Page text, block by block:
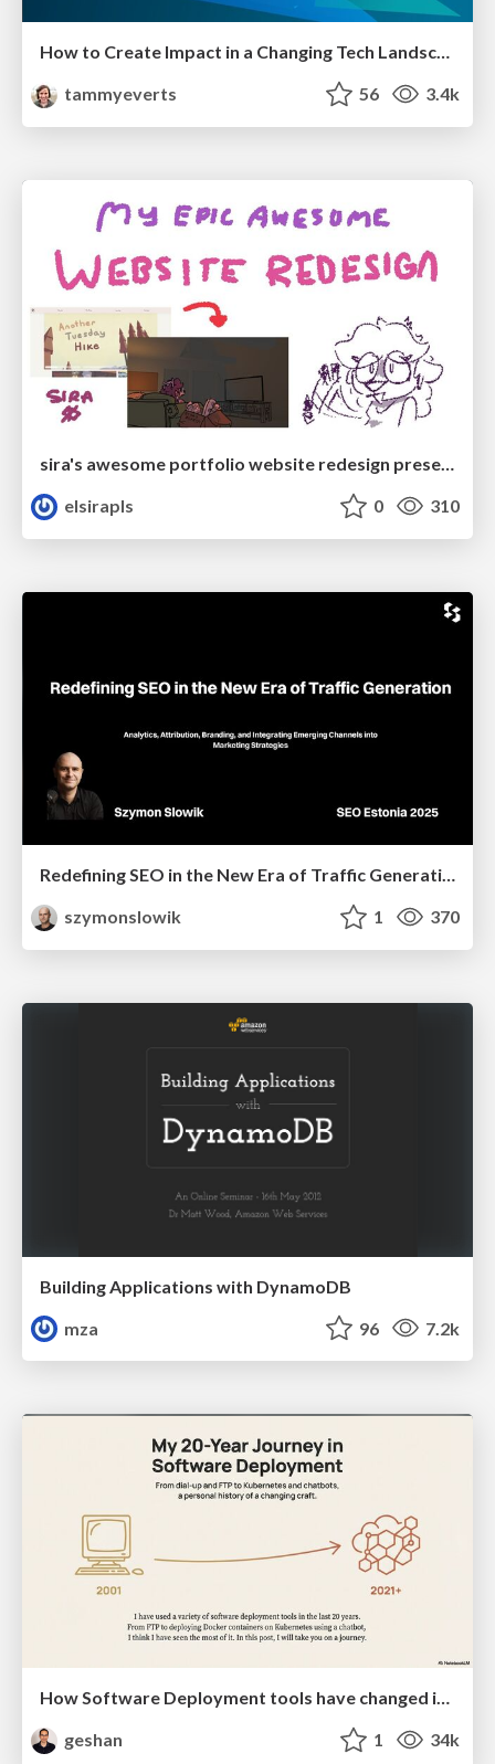
How to Create Impact in a Changing Tech Landscape [PerfNow 2023]
tammyeverts
56 3.4k
elsirapls
0 310
Redefining SEO in the New Era of Traffic Generation
szymonslowik
1 370
Building Applications with DynamoDB
mza
96 7.2k
How Software Deployment tools have changed in the past 20 years
geshan
1 34k